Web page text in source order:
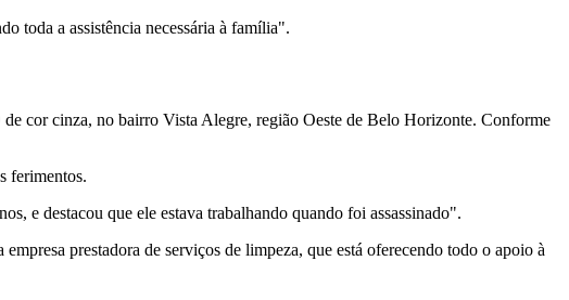
toda a assistência necessária à família".
cor cinza, no bairro Vista Alegre, região Oeste de Belo Horizonte. Conforme
ferimentos.
e destacou que ele estava trabalhando quando foi assassinado".
prestadora de serviços de limpeza, que está oferecendo todo o apoio à